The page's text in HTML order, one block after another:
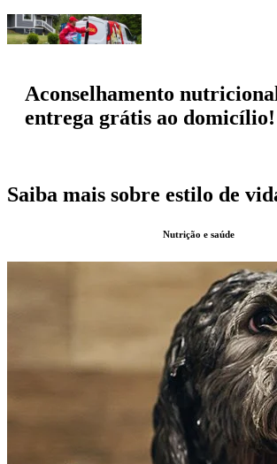
Aconselhamento
entrega grátis ao domicílio!
Saiba mais sobre estilo de
Nutrição e saúde